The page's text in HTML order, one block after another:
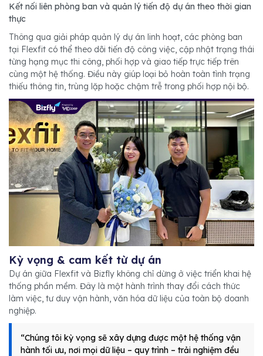
Kết nối liên phòng ban và quản lý tiến độ dự án theo thời gian
thực
Thông qua giải pháp quản lý dự án linh hoạt, các phòng ban
tại Flexfit có thể theo dõi tiến độ công việc, cập nhật trạng thái
từng hạng mục thi công, phối hợp và giao tiếp trực tiếp trên
cùng một hệ thống. Điều này giúp loại bỏ hoàn toàn tình trạng
thiếu thông tin, trùng lặp hoặc chậm trễ trong phối hợp nội bộ.
Kỳ vọng & cam kết từ dự án
Dự án giữa Flexfit và Bizfly không chỉ dừng ở việc triển khai hệ
thống phần mềm. Đây là một hành trình thay đổi cách thức
làm việc, tư duy vận hành, văn hóa dữ liệu của toàn bộ doanh
nghiệp.
“Chúng tôi kỳ vọng sẽ xây dựng được một hệ thống vận
hành tối ưu, nơi mọi dữ liệu – quy trình – trải nghiệm đều